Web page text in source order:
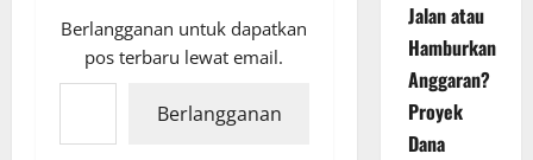
Berlangganan untuk dapatkan
pos terbaru lewat email.
Ketikkan email Anda...
Berlangganan
Jalan atau
Hamburkan
Anggaran?
Proyek
Dana